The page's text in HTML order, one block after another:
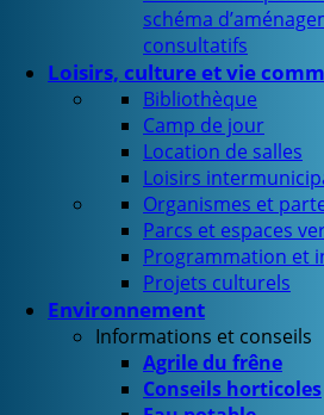
schéma
consultatifs
Loisirs, culture et vie
Bibliothèque
Camp de jour
Location de salles
Loisirs
Organismes et
Parcs et espaces
Programmation et
Projets culturels
Environnement
Informations et conseils
Agrile du frêne
Conseils horticoles